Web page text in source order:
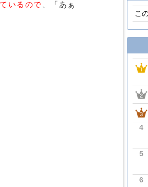
いるので 、「あぁ
こ
4
5
6